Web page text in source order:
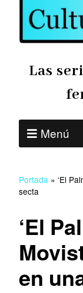
Las
Menú
Portada » ‘El
secta
‘El
en